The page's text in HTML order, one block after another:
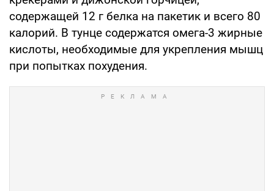
содержащей 12 г белка на пакетик и всего 80
калорий. В тунце содержатся омега-3 жирные
кислоты, необходимые для укрепления мышц
при попытках похудения.